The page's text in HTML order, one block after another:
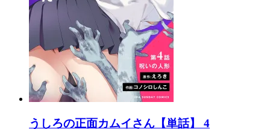
うしろの正面カムイさん【単話】 4